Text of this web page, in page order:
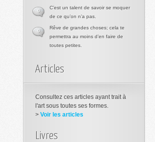
C’est un talent de savoir se moquer
de ce qu’on n’a pas.
0
Rêve de grandes choses; cela te
permettra au moins d’en faire de
toutes petites.
0
Articles
Consultez ces articles ayant trait à
l'art sous toutes ses formes.
> Voir les articles
Livres